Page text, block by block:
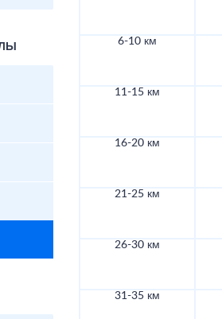
6-10 км
11-15 км
16-20 км
21-25 км
26-30 км
31-35 км